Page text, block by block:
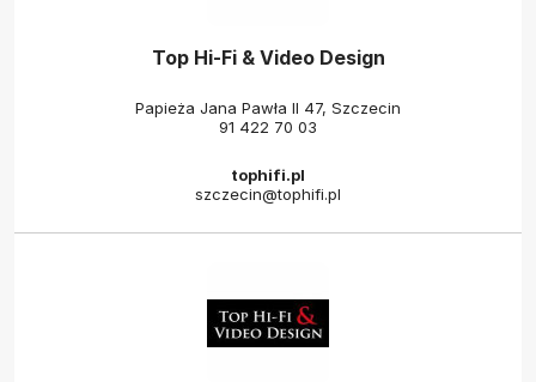
Top Hi-Fi & Video Design
Papieża Jana Pawła II 47, Szczecin
91 422 70 03
tophifi.pl
szczecin@tophifi.pl